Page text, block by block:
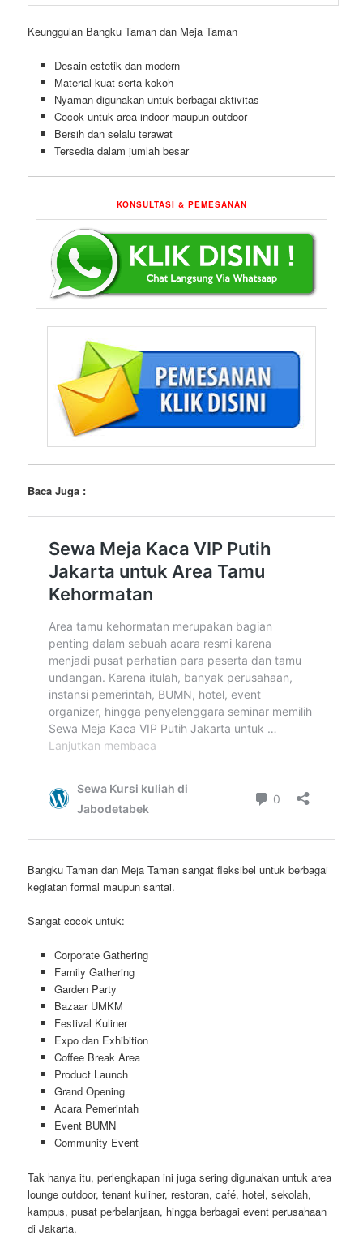
Keunggulan Bangku Taman dan Meja Taman
Desain estetik dan modern
Material kuat serta kokoh
Nyaman digunakan untuk berbagai aktivitas
Cocok untuk area indoor maupun outdoor
Bersih dan selalu terawat
Tersedia dalam jumlah besar
KONSULTASI & PEMESANAN
Baca Juga :
Bangku Taman dan Meja Taman sangat fleksibel untuk berbagai
kegiatan formal maupun santai.
Sangat cocok untuk:
Corporate Gathering
Family Gathering
Garden Party
Bazaar UMKM
Festival Kuliner
Expo dan Exhibition
Coffee Break Area
Product Launch
Grand Opening
Acara Pemerintah
Event BUMN
Community Event
Tak hanya itu, perlengkapan ini juga sering digunakan untuk area
lounge outdoor, tenant kuliner, restoran, café, hotel, sekolah,
kampus, pusat perbelanjaan, hingga berbagai event perusahaan
di Jakarta.